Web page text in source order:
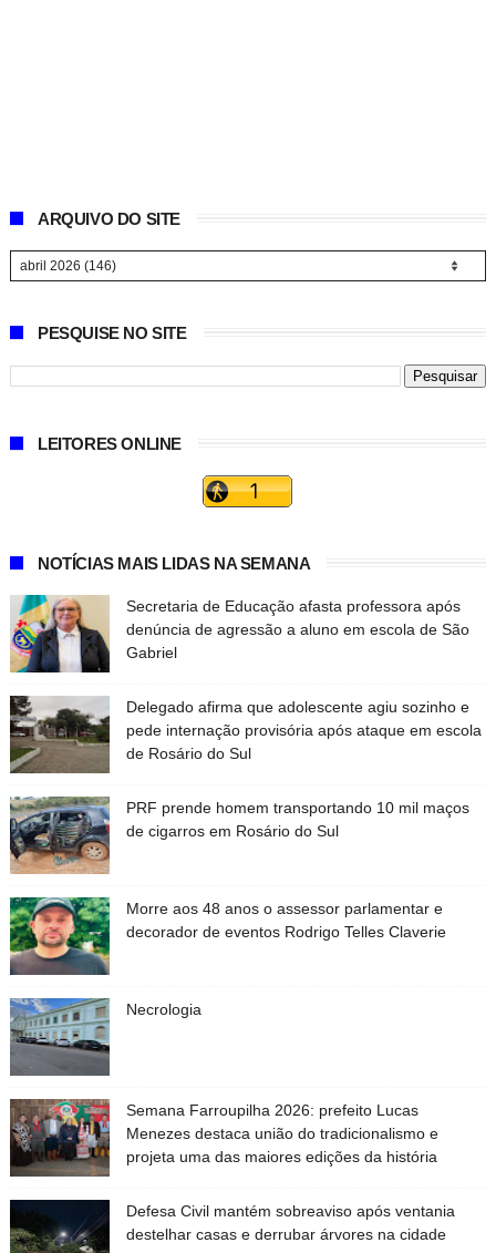
ARQUIVO DO SITE
PESQUISE NO SITE
LEITORES ONLINE
NOTÍCIAS MAIS LIDAS NA SEMANA
Secretaria de Educação afasta professora após
denúncia de agressão a aluno em escola de São
Gabriel
Delegado afirma que adolescente agiu sozinho e
pede internação provisória após ataque em escola
de Rosário do Sul
PRF prende homem transportando 10 mil maços
de cigarros em Rosário do Sul
Morre aos 48 anos o assessor parlamentar e
decorador de eventos Rodrigo Telles Claverie
Necrologia
Semana Farroupilha 2026: prefeito Lucas
Menezes destaca união do tradicionalismo e
projeta uma das maiores edições da história
Defesa Civil mantém sobreaviso após ventania
destelhar casas e derrubar árvores na cidade